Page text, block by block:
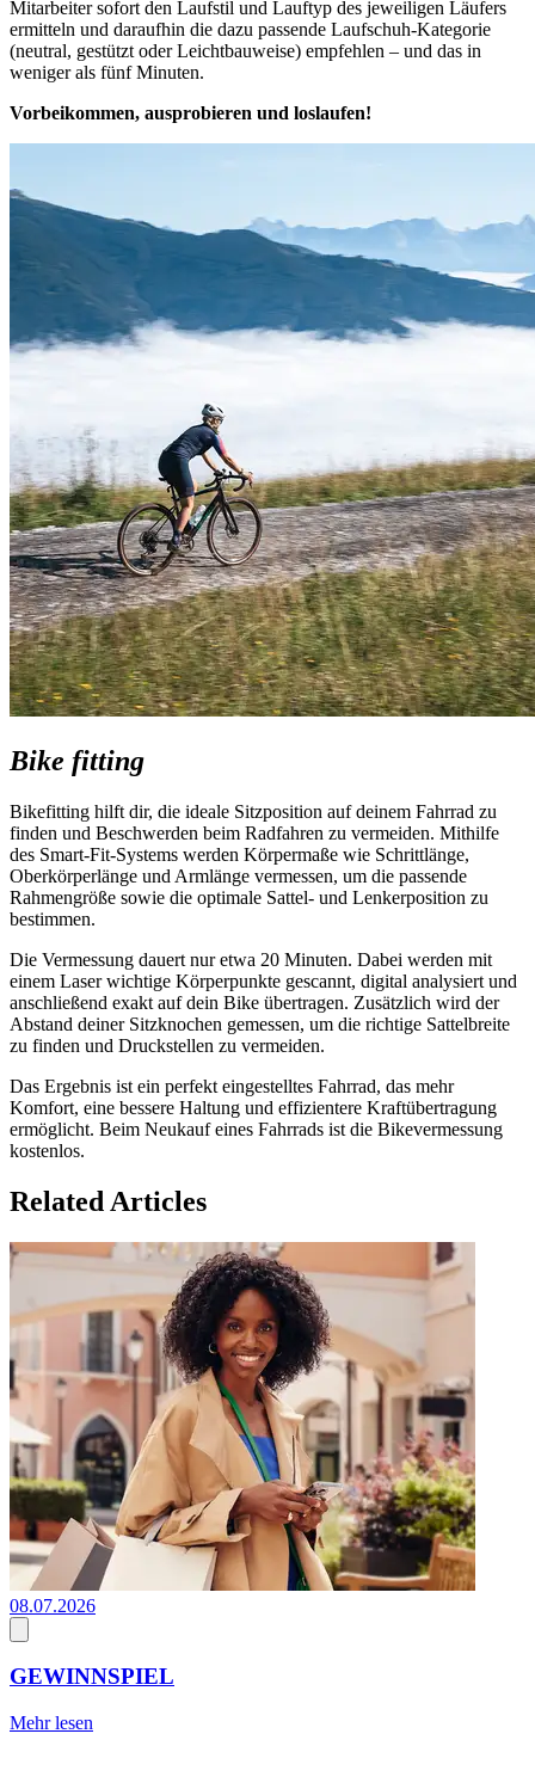
Mitarbeiter sofort den Laufstil und Lauftyp des jeweiligen Läufers
ermitteln und daraufhin die dazu passende Laufschuh-Kategorie
(neutral, gestützt oder Leichtbauweise) empfehlen – und das in
weniger als fünf Minuten.
Vorbeikommen, ausprobieren und loslaufen!
Bike fitting
Bikefitting hilft dir, die ideale Sitzposition auf deinem Fahrrad zu
finden und Beschwerden beim Radfahren zu vermeiden. Mithilfe
des Smart-Fit-Systems werden Körpermaße wie Schrittlänge,
Oberkörperlänge und Armlänge vermessen, um die passende
Rahmengröße sowie die optimale Sattel- und Lenkerposition zu
bestimmen.
Die Vermessung dauert nur etwa 20 Minuten. Dabei werden mit
einem Laser wichtige Körperpunkte gescannt, digital analysiert und
anschließend exakt auf dein Bike übertragen. Zusätzlich wird der
Abstand deiner Sitzknochen gemessen, um die richtige Sattelbreite
zu finden und Druckstellen zu vermeiden.
Das Ergebnis ist ein perfekt eingestelltes Fahrrad, das mehr
Komfort, eine bessere Haltung und effizientere Kraftübertragung
ermöglicht. Beim Neukauf eines Fahrrads ist die Bikevermessung
kostenlos.
Related Articles
08.07.2026
GEWINNSPIEL
Mehr lesen